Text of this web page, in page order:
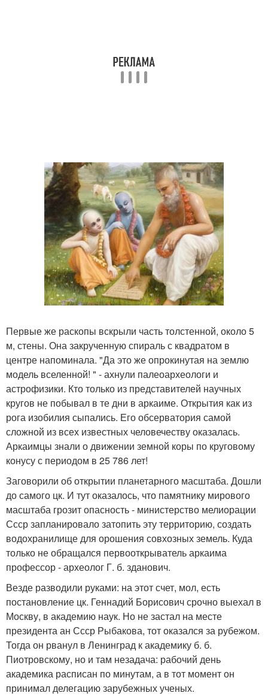
Первые же раскопы вскрыли часть толстенной, около 5
м, стены. Она закрученную спираль с квадратом в
центре напоминала. "Да это же опрокинутая на землю
модель вселенной! " - ахнули палеоархеологи и
астрофизики. Кто только из представителей научных
кругов не побывал в те дни в аркаиме. Открытия как из
рога изобилия сыпались. Его обсерватория самой
сложной из всех известных человечеству оказалась.
Аркаимцы знали о движении земной коры по круговому
конусу с периодом в 25 786 лет!
Заговорили об открытии планетарного масштаба. Дошли
до самого цк. И тут оказалось, что памятнику мирового
масштаба грозит опасность - министерство мелиорации
Ссср запланировало затопить эту территорию, создать
водохранилище для орошения совхозных земель. Куда
только не обращался первооткрыватель аркаима
профессор - археолог Г. б. зданович.
Везде разводили руками: на этот счет, мол, есть
постановление цк. Геннадий Борисович срочно выехал в
Москву, в академию наук. Но не застал на месте
президента ан Ссср Рыбакова, тот оказался за рубежом.
Тогда он рванул в Ленинград к академику б. б.
Пиотровскому, но и там незадача: рабочий день
академика расписан по минутам, а в тот момент он
принимал делегацию зарубежных ученых.